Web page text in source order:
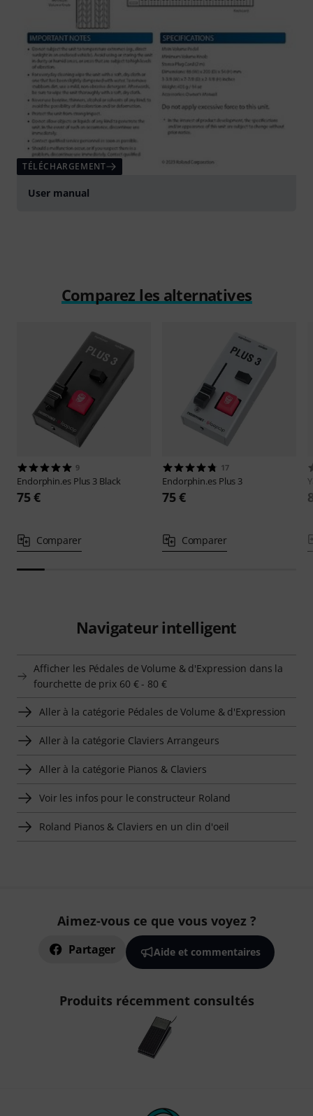
TÉLÉCHARGEMENT
User manual
Comparez les alternatives
9
Endorphin.es Plus 3 Black
75 €
Comparer
17
Endorphin.es Plus 3
75 €
Comparer
Navigateur intelligent
Afficher les Pédales de Volume & d'Expression dans la
fourchette de prix 60 € - 80 €
Aller à la catégorie Pédales de Volume & d'Expression
Aller à la catégorie Claviers Arrangeurs
Aller à la catégorie Pianos & Claviers
Voir les infos pour le constructeur Roland
Roland Pianos & Claviers en un clin d'oeil
Aimez-vous ce que vous voyez ?
Partager Aide et commentaires
Produits récemment consultés